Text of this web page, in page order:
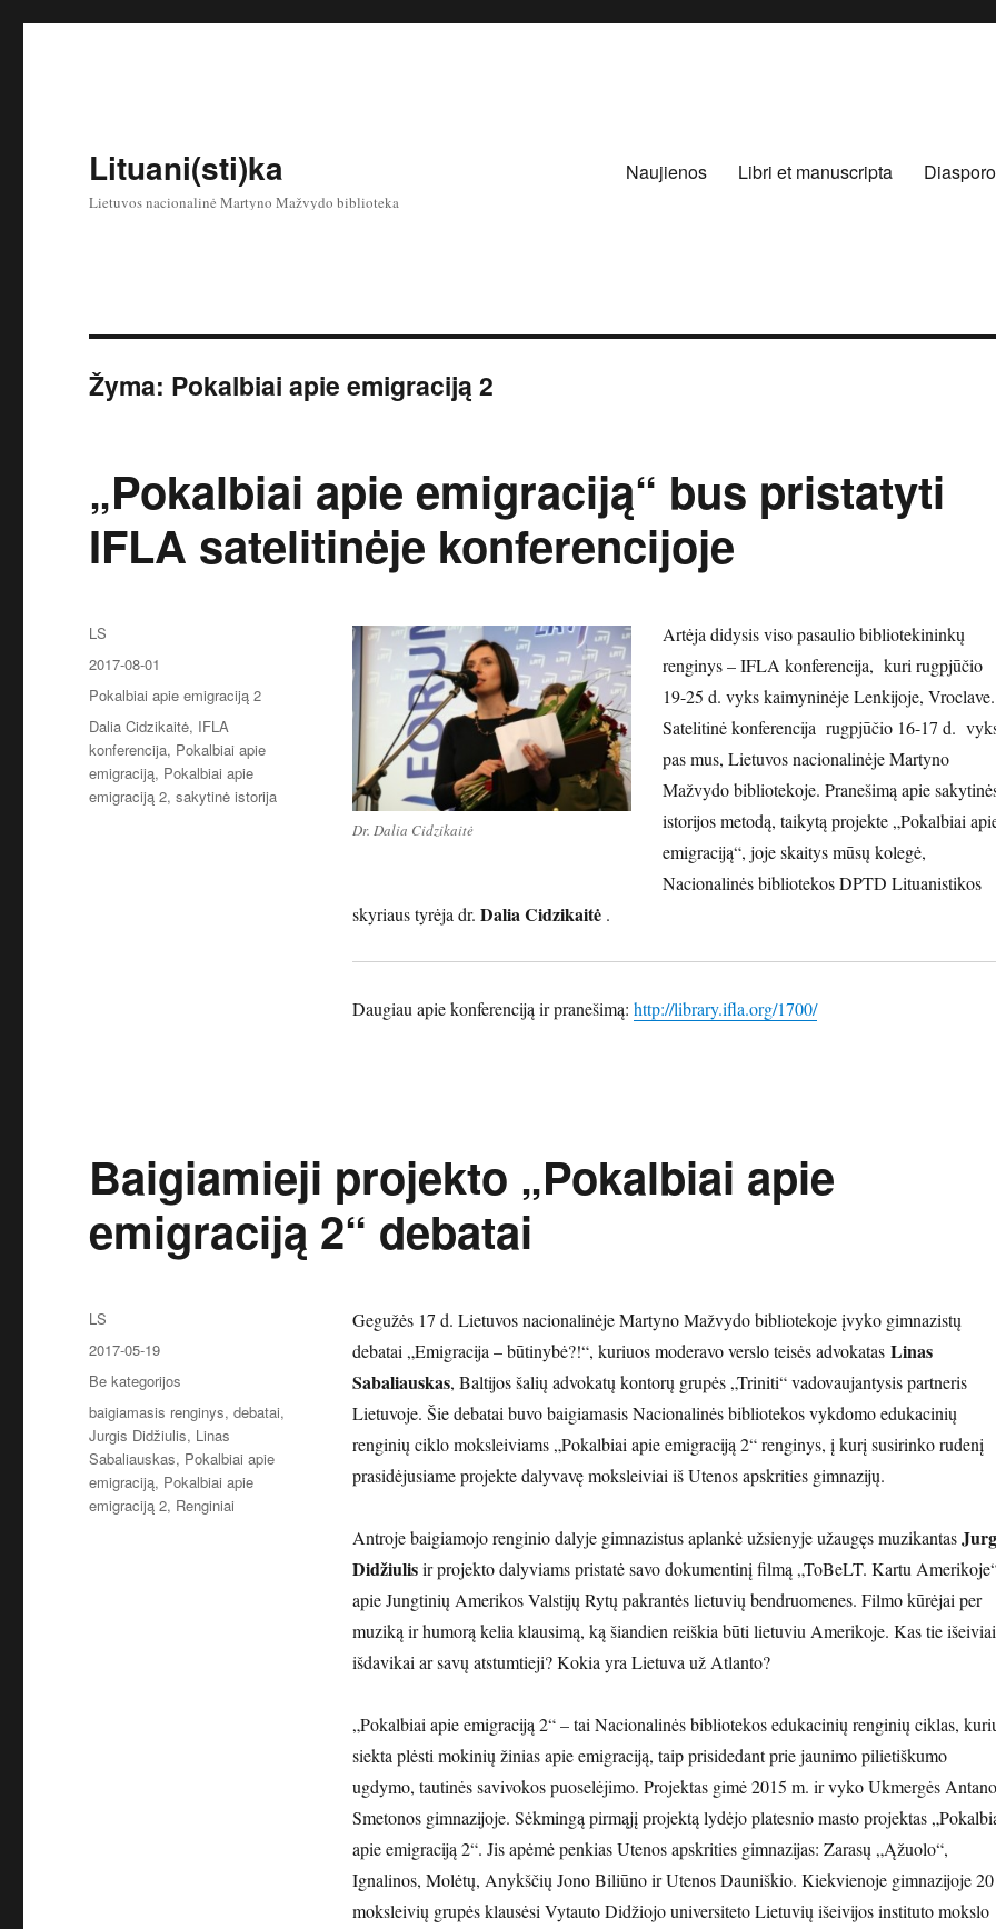
Lituani(sti)ka
Lietuvos nacionalinė Martyno Mažvydo biblioteka
Naujienos Libri et manuscripta
Žyma: Pokalbiai apie emigraciją 2
„Pokalbiai apie emigraciją“ bus pristatyti
IFLA satelitinėje konferencijoje
Dr. Dalia Cidzikaitė
Artėja didysis viso pasaulio bibliotekininkų
renginys – IFLA konferencija, kuri rugpjūčio
19-25 d. vyks kaimyninėje Lenkijoje, Vroclave.
Satelitinė konferencija rugpjūčio 16-17 d.
pas mus, Lietuvos nacionalinėje Martyno
Mažvydo bibliotekoje. Pranešimą apie
istorijos metodą, taikytą projekte „Pokalbiai
emigraciją“, joje skaitys mūsų kolegė,
Nacionalinės bibliotekos DPTD Lituanistikos
skyriaus tyrėja dr. Dalia Cidzikaitė.
Daugiau apie konferenciją ir pranešimą: http://library.ifla.org/1700/
Autorius
LS
Paskelbta
2017-08-01
Kategorijos
Pokalbiai apie emigraciją 2
Žymos
Dalia Cidzikaitė, IFLA
konferencija, Pokalbiai apie
emigraciją, Pokalbiai apie
emigraciją 2,sakytinė istorija
Baigiamieji projekto „Pokalbiai apie
emigraciją 2“ debatai
Gegužės 17 d. Lietuvos nacionalinėje Martyno Mažvydo bibliotekoje įvyko gimnazistų
debatai „Emigracija – būtinybė?!“, kuriuos moderavo verslo teisės advokatasLinas
Sabaliauskas, Baltijos šalių advokatų kontorų grupės „Triniti“ vadovaujantysis partneris
Lietuvoje. Šie debatai buvo baigiamasis Nacionalinės bibliotekos vykdomo edukacinių
renginių ciklo moksleiviams „Pokalbiai apie emigraciją 2“ renginys, į kurį susirinko rudenį
prasidėjusiame projekte dalyvavę moksleiviai iš Utenos apskrities gimnazijų.
Antroje baigiamojo renginio dalyje gimnazistus aplankė užsienyje užaugęs muzikantas
Didžiulisir projekto dalyviams pristatė savo dokumentinį filmą „ToBeLT. Kartu
apie Jungtinių Amerikos Valstijų Rytų pakrantės lietuvių bendruomenes. Filmo kūrėjai per
muziką ir humorą kelia klausimą, ką šiandien reiškia būti lietuviu Amerikoje. Kas tie
išdavikai ar savų atstumtieji? Kokia yra Lietuva už Atlanto?
„Pokalbiai apie emigraciją 2“ – tai Nacionalinės bibliotekos edukacinių renginių ciklas,
siekta plėsti mokinių žinias apie emigraciją, taip prisidedant prie jaunimo pilietiškumo
ugdymo, tautinės savivokos puoselėjimo. Projektas gimė 2015 m. ir vyko Ukmergės Antano
Smetonos gimnazijoje. Sėkmingą pirmąjį projektą lydėjo platesnio masto projektas
apie emigraciją 2“. Jis apėmė penkias Utenos apskrities gimnazijas: Zarasų „Ąžuolo“,
Ignalinos, Molėtų, Anykščių Jono Biliūno ir Utenos Dauniškio. Kiekvienoje gimnazijoje 20
moksleivių grupės klausėsi Vytauto Didžiojo universiteto Lietuvių išeivijos instituto mokslo
Autorius
LS
Paskelbta
2017-05-19
Kategorijos
Be kategorijos
Žymos
baigiamasis renginys,debatai,
Jurgis Didžiulis, Linas
Sabaliauskas, Pokalbiai apie
emigraciją, Pokalbiai apie
emigraciją 2, Renginiai